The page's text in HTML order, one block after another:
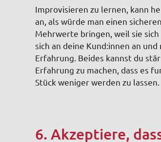
Improvisieren zu lernen, kann
an, als würde man einen
Mehrwerte bringen, weil sie
sich an deine Kund:innen an
Erfahrung. Beides kannst du
Erfahrung zu machen, dass es
Stück weniger werden zu lassen.
6. Akzeptiere,